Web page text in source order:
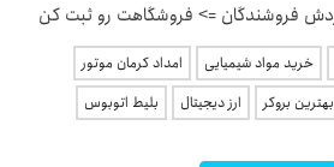
خرید مواد شیمیایی
امداد کرمان موتور
بهترین بروکر ارز دیجیتال بلیط اتوبوس